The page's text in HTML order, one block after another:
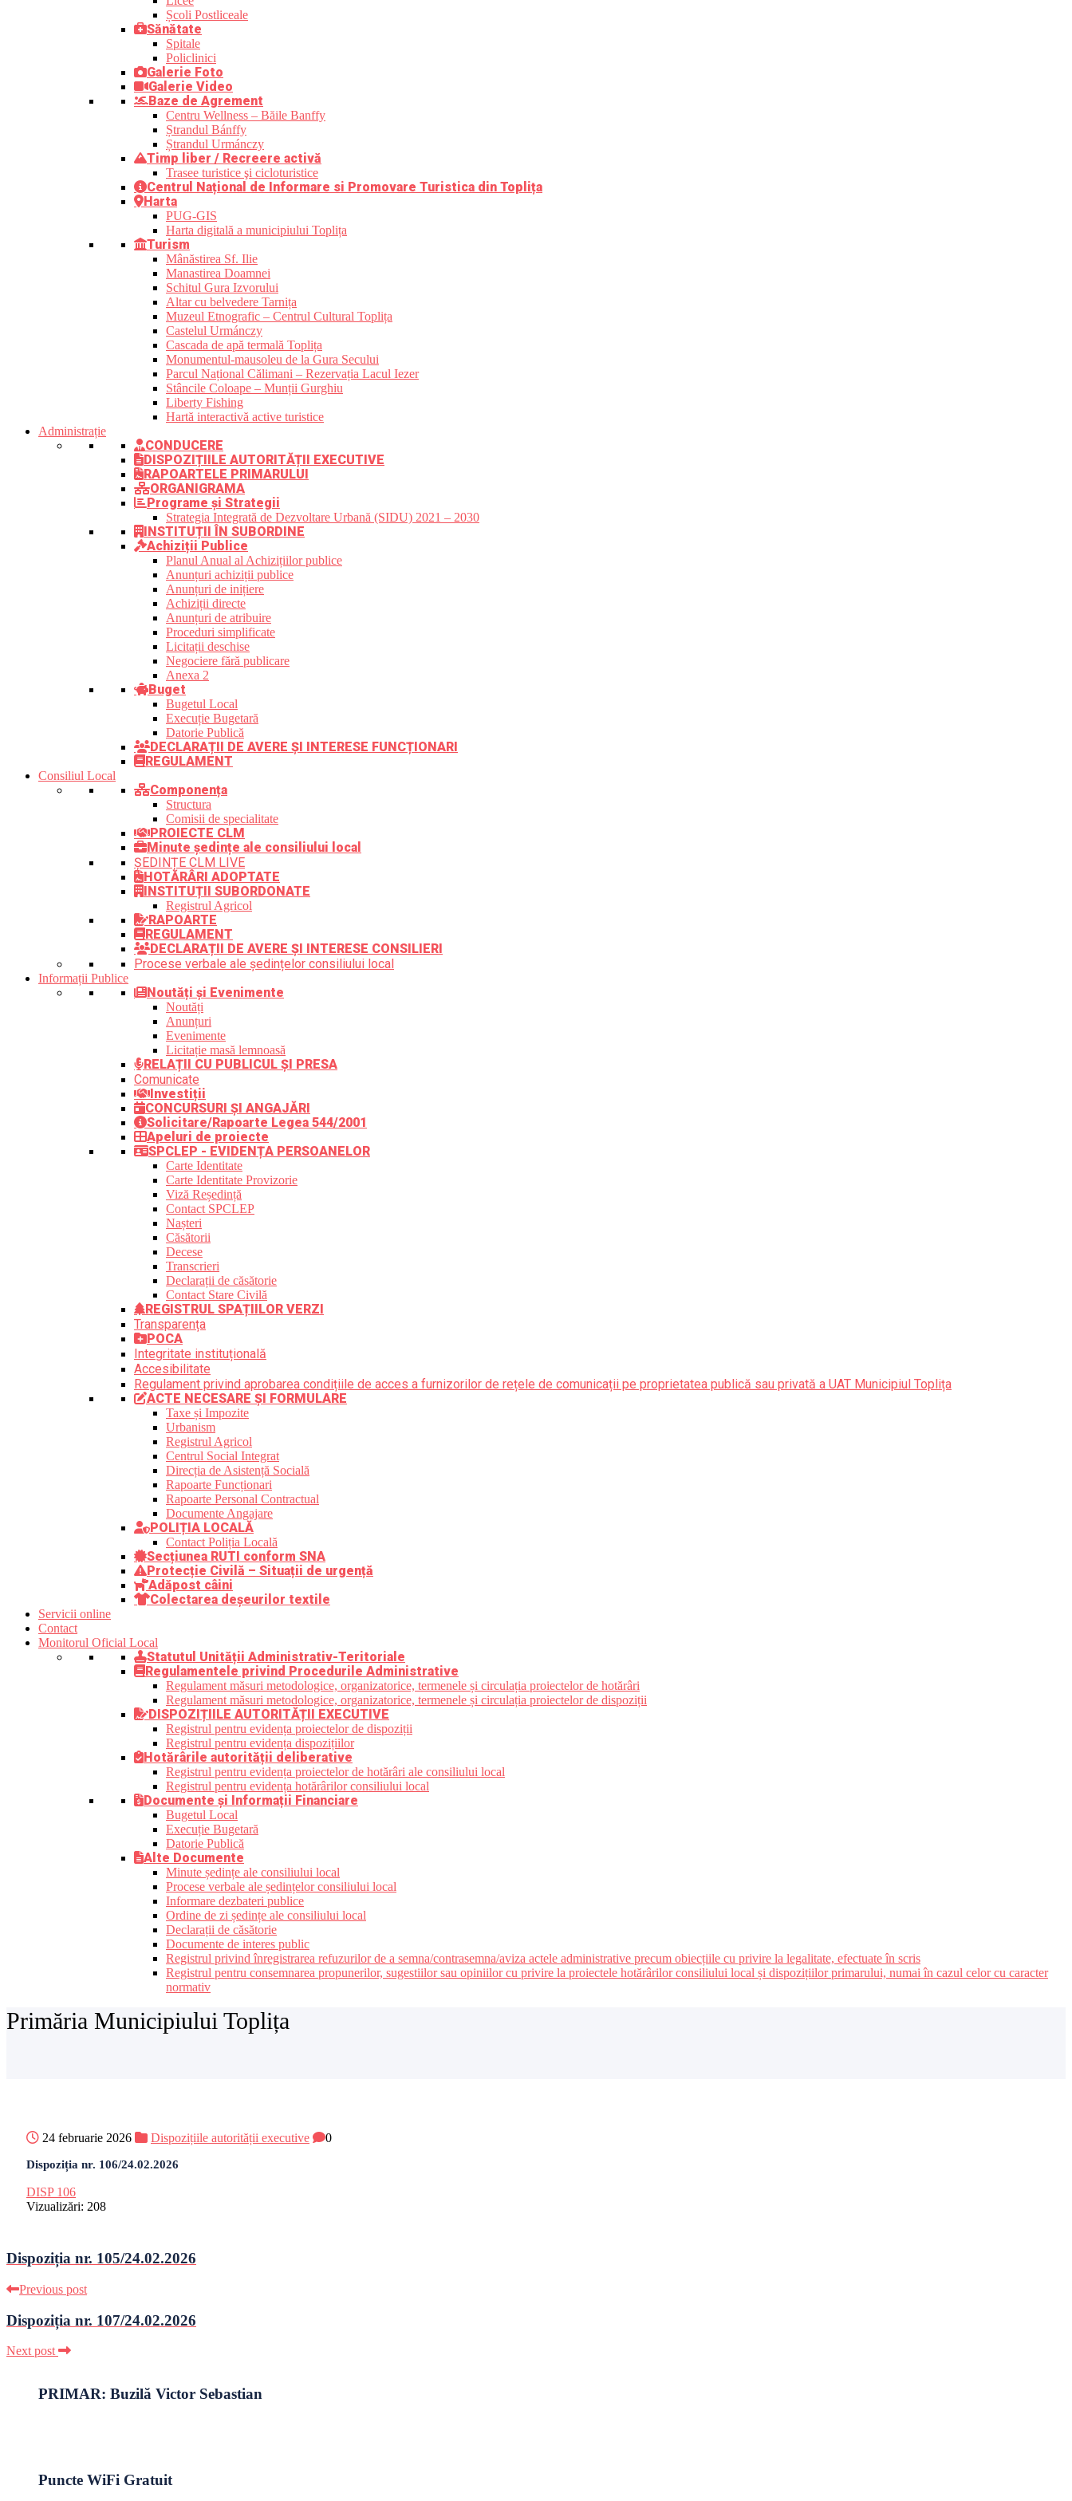
Școli Postliceale
Sănătate
Spitale
Policlinici
Galerie Foto
Galerie Video
Baze de Agrement
Centru Wellness – Băile Banffy
Ștrandul Bánffy
Ștrandul Urmánczy
Timp liber / Recreere activă
Trasee turistice şi cicloturistice
Centrul Național de Informare si Promovare Turistica din Toplița
Harta
PUG-GIS
Harta digitală a municipiului Toplița
Turism
Mânăstirea Sf. Ilie
Manastirea Doamnei
Schitul Gura Izvorului
Altar cu belvedere Tarnița
Muzeul Etnografic – Centrul Cultural Toplița
Castelul Urmánczy
Cascada de apă termală Toplița
Monumentul-mausoleu de la Gura Secului
Parcul Național Călimani – Rezervația Lacul Iezer
Stâncile Coloape – Munții Gurghiu
Liberty Fishing
Hartă interactivă active turistice
Administrație
CONDUCERE
DISPOZIȚIILE AUTORITĂȚII EXECUTIVE
RAPOARTELE PRIMARULUI
ORGANIGRAMA
Programe și Strategii
Strategia Integrată de Dezvoltare Urbană (SIDU) 2021 – 2030
INSTITUȚII ÎN SUBORDINE
Achiziții Publice
Planul Anual al Achizițiilor publice
Anunțuri achiziții publice
Anunțuri de inițiere
Achiziții directe
Anunțuri de atribuire
Proceduri simplificate
Licitații deschise
Negociere fără publicare
Anexa 2
Buget
Bugetul Local
Execuție Bugetară
Datorie Publică
DECLARAȚII DE AVERE ȘI INTERESE FUNCȚIONARI
REGULAMENT
Consiliul Local
Componența
Structura
Comisii de specialitate
PROIECTE CLM
Minute ședințe ale consiliului local
ȘEDINȚE CLM LIVE
HOTĂRÂRI ADOPTATE
INSTITUȚII SUBORDONATE
Registrul Agricol
RAPOARTE
REGULAMENT
DECLARAȚII DE AVERE ȘI INTERESE CONSILIERI
Procese verbale ale ședințelor consiliului local
Informații Publice
Noutăți și Evenimente
Noutăți
Anunțuri
Evenimente
Licitație masă lemnoasă
RELAȚII CU PUBLICUL ȘI PRESA
Comunicate
Investiții
CONCURSURI ȘI ANGAJĂRI
Solicitare/Rapoarte Legea 544/2001
Apeluri de proiecte
SPCLEP - EVIDENȚA PERSOANELOR
Carte Identitate
Carte Identitate Provizorie
Viză Reședință
Contact SPCLEP
Nașteri
Căsătorii
Decese
Transcrieri
Declarații de căsătorie
Contact Stare Civilă
REGISTRUL SPAȚIILOR VERZI
Transparența
POCA
Integritate instituțională
Accesibilitate
Regulament privind aprobarea condițiile de acces a furnizorilor de rețele de comunicații pe proprietatea publică sau privată a UAT Municipiul Toplița
ACTE NECESARE ȘI FORMULARE
Taxe și Impozite
Urbanism
Registrul Agricol
Centrul Social Integrat
Direcția de Asistență Socială
Rapoarte Funcționari
Rapoarte Personal Contractual
Documente Angajare
POLIȚIA LOCALĂ
Contact Poliția Locală
Secțiunea RUTI conform SNA
Protecție Civilă – Situații de urgență
Adăpost câini
Colectarea deșeurilor textile
Servicii online
Contact
Monitorul Oficial Local
Statutul Unității Administrativ-Teritoriale
Regulamentele privind Procedurile Administrative
Regulament măsuri metodologice, organizatorice, termenele și circulația proiectelor de hotărâri
Regulament măsuri metodologice, organizatorice, termenele și circulația proiectelor de dispoziții
DISPOZIȚIILE AUTORITĂȚII EXECUTIVE
Registrul pentru evidența proiectelor de dispoziții
Registrul pentru evidența dispozițiilor
Hotărârile autorității deliberative
Registrul pentru evidența proiectelor de hotărâri ale consiliului local
Registrul pentru evidența hotărârilor consiliului local
Documente și Informații Financiare
Bugetul Local
Execuție Bugetară
Datorie Publică
Alte Documente
Minute ședințe ale consiliului local
Procese verbale ale ședințelor consiliului local
Informare dezbateri publice
Ordine de zi ședințe ale consiliului local
Declarații de căsătorie
Documente de interes public
Registrul privind înregistrarea refuzurilor de a semna/contrasemna/aviza actele administrative precum obiecțiile cu privire la legalitate, efectuate în scris
Registrul pentru consemnarea propunerilor, sugestiilor sau opiniilor cu privire la proiectele hotărârilor consiliului local și dispozițiilor primarului, numai în cazul celor cu caracter
normativ
Primăria Municipiului Toplița
24 februarie 2026 Dispozițiile autorității executive 0
Dispoziția nr. 106/24.02.2026
DISP 106
Vizualizări: 208
Dispoziția nr. 105/24.02.2026
Previous post
Dispoziția nr. 107/24.02.2026
Next post
PRIMAR: Buzilă Victor Sebastian
Puncte WiFi Gratuit